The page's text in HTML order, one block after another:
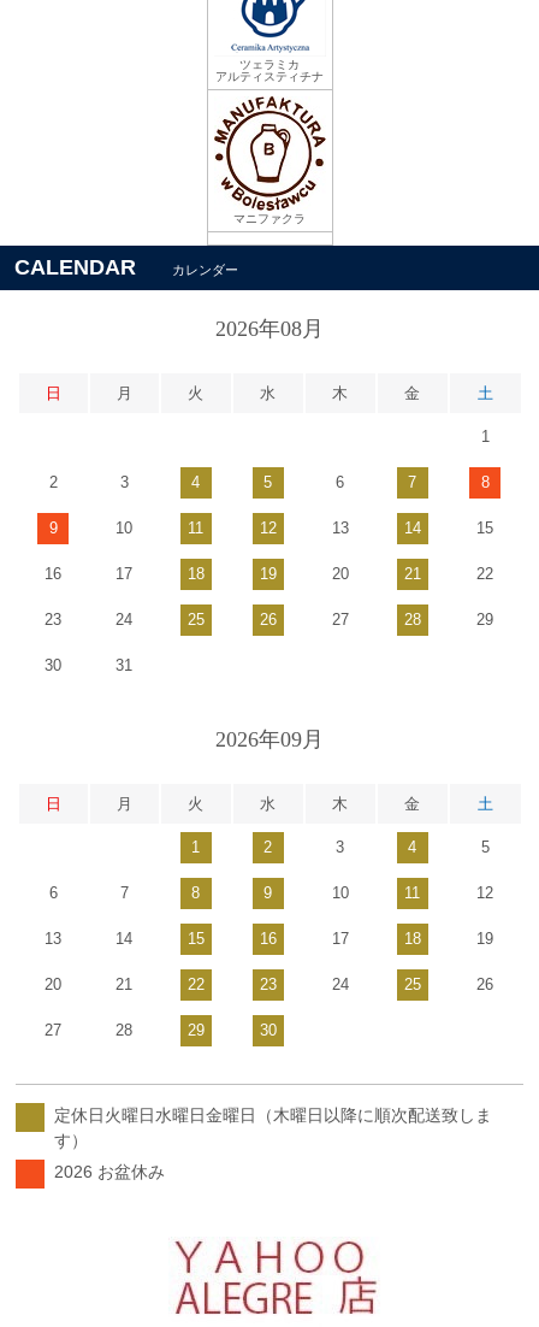
ツェラミカ
アルティスティチナ
マニファクラ
CALENDAR カレンダー
2026年08月
日 月 火 水 木 金 土
1
2 3 4 5 6 7 8
9 10 11 12 13 14 15
16 17 18 19 20 21 22
23 24 25 26 27 28 29
30 31
2026年09月
日 月 火 水 木 金 土
1 2 3 4 5
6 7 8 9 10 11 12
13 14 15 16 17 18 19
20 21 22 23 24 25 26
27 28 29 30
定休日火曜日水曜日金曜日（木曜日以降に順次配送致しま
す）
2026 お盆休み